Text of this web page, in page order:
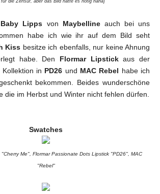
Baby Lipps von Maybellineauch bei uns
habe ich wie ihr auf dem Bild seht
Kiss besitze ich ebenfalls, nur keine Ahnung
habe. Den Flormar Lipstickaus der
Kollektion in PD26 und MAC Rebel habe ich
bekommen. Beides wunderschöne
die im Herbst und Winter nicht fehlen dürfen.
Swatches
Me", Flormar Passionate Dots Lipstick "PD26", MAC
"Rebel"